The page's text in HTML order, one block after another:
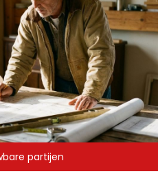
opdrachten uitgevoerd